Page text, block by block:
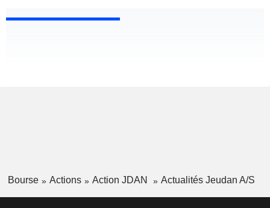
Bourse Actions Action JDAN Actualités Jeudan A/S